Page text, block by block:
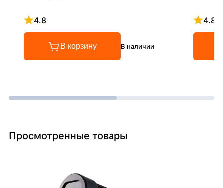
4.8
Рейтинг 4.8 из 5
В корзину В наличии
4.8
Просмотренные товары